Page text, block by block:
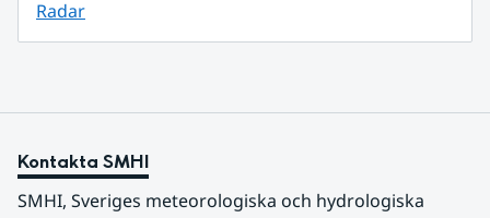
Radar
Kontakta SMHI
SMHI, Sveriges meteorologiska och hydrologiska